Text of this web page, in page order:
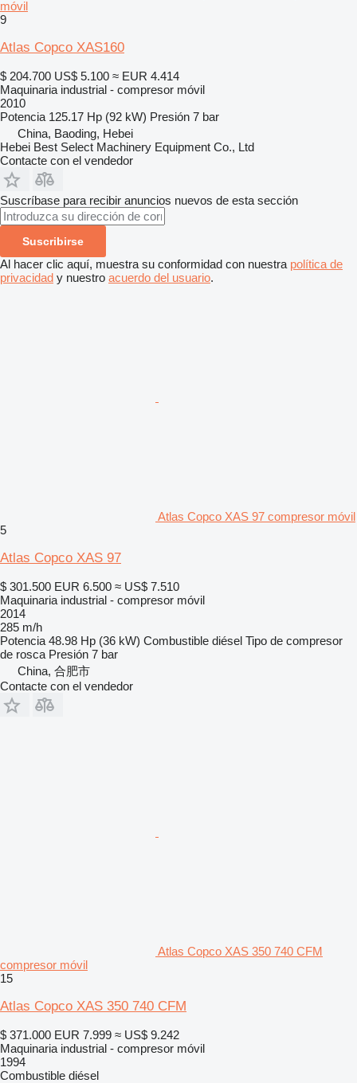
móvil
9
Atlas Copco XAS160
$ 204.700 US$ 5.100 ≈ EUR 4.414
Maquinaria industrial - compresor móvil
2010
Potencia 125.17 Hp (92 kW) Presión 7 bar
China, Baoding, Hebei
Hebei Best Select Machinery Equipment Co., Ltd
Contacte con el vendedor
Suscríbase para recibir anuncios nuevos de esta sección
Suscribirse
Al hacer clic aquí, muestra su conformidad con nuestra política de
privacidad y nuestro acuerdo del usuario.
Atlas Copco XAS 97 compresor móvil
5
Atlas Copco XAS 97
$ 301.500 EUR 6.500 ≈ US$ 7.510
Maquinaria industrial - compresor móvil
2014
285 m/h
Potencia 48.98 Hp (36 kW) Combustible diésel Tipo de compresor
de rosca Presión 7 bar
China, 合肥市
Contacte con el vendedor
Atlas Copco XAS 350 740 CFM
compresor móvil
15
Atlas Copco XAS 350 740 CFM
$ 371.000 EUR 7.999 ≈ US$ 9.242
Maquinaria industrial - compresor móvil
1994
Combustible diésel